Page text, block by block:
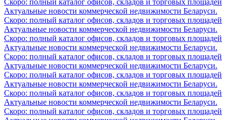
Актуальные новости коммерческой недвижимости Беларуси.
Скоро: полный каталог офисов, складов и торговых площадей
Актуальные новости коммерческой недвижимости Беларуси.
Скоро: полный каталог офисов, складов и торговых площадей
Актуальные новости коммерческой недвижимости Беларуси.
Скоро: полный каталог офисов, складов и торговых площадей
Актуальные новости коммерческой недвижимости Беларуси.
Скоро: полный каталог офисов, складов и торговых площадей
Актуальные новости коммерческой недвижимости Беларуси.
Скоро: полный каталог офисов, складов и торговых площадей
Актуальные новости коммерческой недвижимости Беларуси.
Скоро: полный каталог офисов, складов и торговых площадей